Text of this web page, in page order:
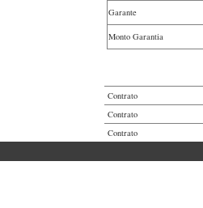
Garante
Monto Garantia
Contrato
Contrato
Contrato